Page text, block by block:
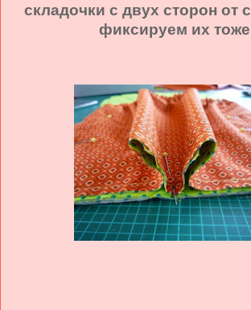
складочки с двух сторон от
фиксируем их